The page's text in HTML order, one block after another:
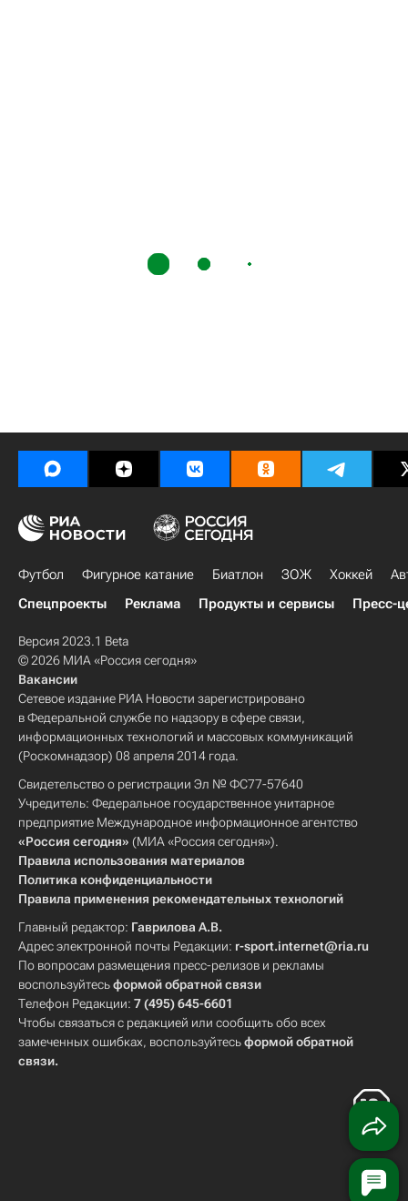
Футбол Фигурное катание Биатлон ЗОЖ Хоккей
Спецпроекты
Реклама Продукты и сервисы Пресс-
Версия 2023.1 Beta
© 2026 МИА «Россия сегодня»
Вакансии
Сетевое издание РИА Новости зарегистрировано
в Федеральной службе по надзору в сфере связи,
информационных технологий и массовых коммуникаций
(Роскомнадзор) 08 апреля 2014 года.
Свидетельство о регистрации Эл № ФС77-57640
Учредитель: Федеральное государственное унитарное
предприятие Международное информационное агентство
«Россия сегодня» (МИА «Россия сегодня»).
Правила использования материалов
Политика конфиденциальности
Правила применения рекомендательных технологий
Главный редактор: Гаврилова А.В.
Адрес электронной почты Редакции: r-sport.internet@ria.ru
По вопросам размещения пресс-релизов и рекламы
воспользуйтесьформой обратной связи
Телефон Редакции: 7 (495) 645-6601
Чтобы связаться с редакцией или сообщить обо всех
замеченных ошибках, воспользуйтесьформой обратной
связи.